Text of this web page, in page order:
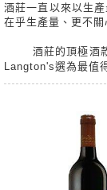
酒莊一直以來以生
在乎生產量、更不關
酒莊的頂極酒
Langton's選為最值